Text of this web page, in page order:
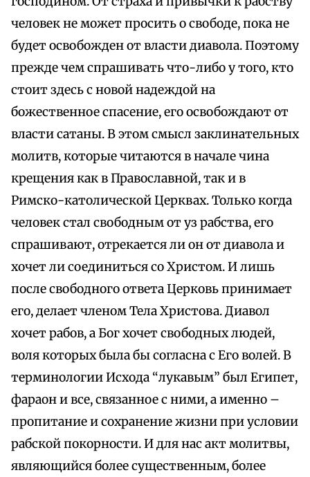
человек не может просить о свободе, пока не
будет освобожден от власти диавола. Поэтому
прежде чем спрашивать что-либо у того, кто
стоит здесь с новой надеждой на
божественное спасение, его освобождают от
власти сатаны. В этом смысл заклинательных
молитв, которые читаются в начале чина
крещения как в Православной, так и в
Римско-католической Церквах. Только когда
человек стал свободным от уз рабства, его
спрашивают, отрекается ли он от диавола и
хочет ли соединиться со Христом. И лишь
после свободного ответа Церковь принимает
его, делает членом Тела Христова. Диавол
хочет рабов, а Бог хочет свободных людей,
воля которых была бы согласна с Его волей. В
терминологии Исхода “лукавым” был Египет,
фараон и все, связанное с ними, а именно –
пропитание и сохранение жизни при условии
рабской покорности. И для нас акт молитвы,
являющийся более существенным, более